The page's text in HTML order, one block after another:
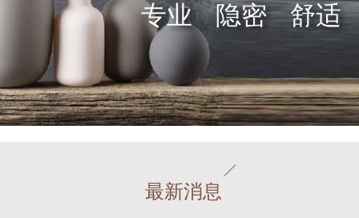
专业 隐密 舒适
最新消息